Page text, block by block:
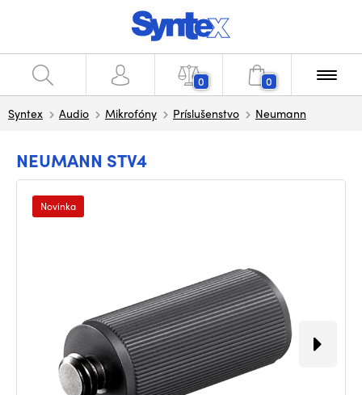
0 0
Syntex Audio Mikrofóny Príslušenstvo Neumann
NEUMANN STV4
Novinka